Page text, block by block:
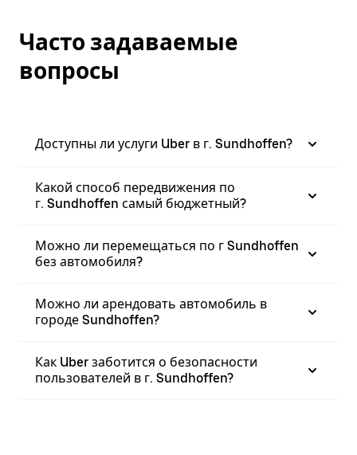
Часто задаваемые
вопросы
Доступны ли услуги Uber в г. Sundhoffen?
Какой способ передвижения по
г. Sundhoffen самый бюджетный?
Можно ли перемещаться по г Sundhoffen
без автомобиля?
Можно ли арендовать автомобиль в
городе Sundhoffen?
Как Uber заботится о безопасности
пользователей в г. Sundhoffen?